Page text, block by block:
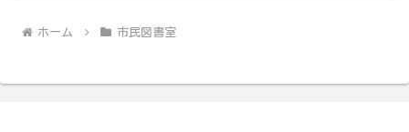
ホーム 市民図書室